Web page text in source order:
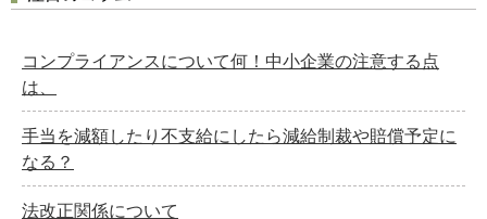
コンプライアンスについて何！中小企業の注意する点
は、
手当を減額したり不支給にしたら減給制裁や賠償予定に
なる？
法改正関係について